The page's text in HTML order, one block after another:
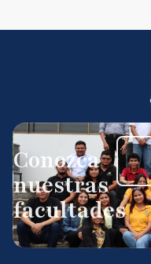
Conozca
nuestras
facultades